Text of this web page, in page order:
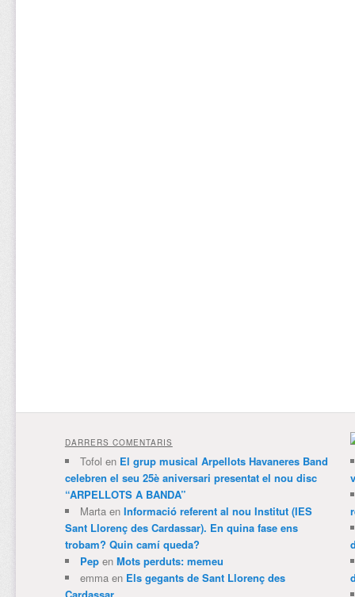
DARRERS COMENTARIS
Tofol en El grup musical Arpellots Havaneres Band
celebren el seu 25è aniversari presentat el nou disc
“ARPELLOTS A BANDA”
Martaen Informació referent al nou Institut (IES
Sant Llorenç des Cardassar). En quina fase ens
trobam? Quin camí queda?
Pepen Mots perduts: memeu
emmaen Els gegants de Sant Llorenç des